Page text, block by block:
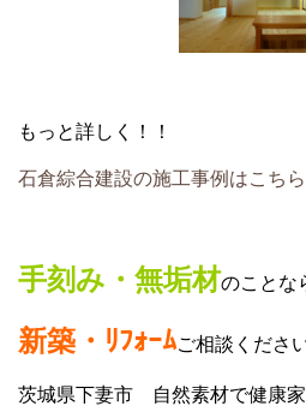
もっと詳しく！！
石倉綜合建設の施工事例はこち
手刻み・無垢材のことな
新築・ﾘﾌｫｰﾑご相談ください
茨城県下妻市 自然素材で健康